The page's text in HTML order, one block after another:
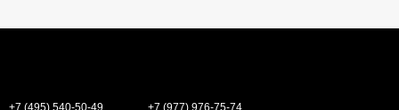
+7 (495) 540-50-49 +7 (977) 976-75-74